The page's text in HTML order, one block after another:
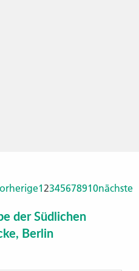
12345678910nächste
der Südlichen
Berlin